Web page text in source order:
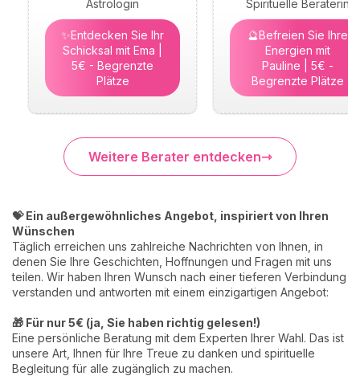
Astrologin
✨Entdecken Sie Ihr
Schicksal mit Ema |
5€ - Begrenzte
Plätze
Spirituelle Beraterin
🔮Befreien Sie Ihre
Energien mit
Pauline | 5€ -
Begrenzte Plätze
Weitere Berater entdecken
💝 Ein außergewöhnliches Angebot, inspiriert von Ihren
Wünschen
Täglich erreichen uns zahlreiche Nachrichten von Ihnen, in
denen Sie Ihre Geschichten, Hoffnungen und Fragen mit uns
teilen. Wir haben Ihren Wunsch nach einer tieferen Verbindung
verstanden und antworten mit einem einzigartigen Angebot:
🎁 Für nur 5€ (ja, Sie haben richtig gelesen!)
Eine persönliche Beratung mit dem Experten Ihrer Wahl. Das ist
unsere Art, Ihnen für Ihre Treue zu danken und spirituelle
Begleitung für alle zugänglich zu machen.